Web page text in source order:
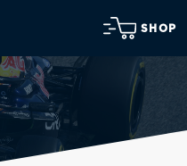
SHOP